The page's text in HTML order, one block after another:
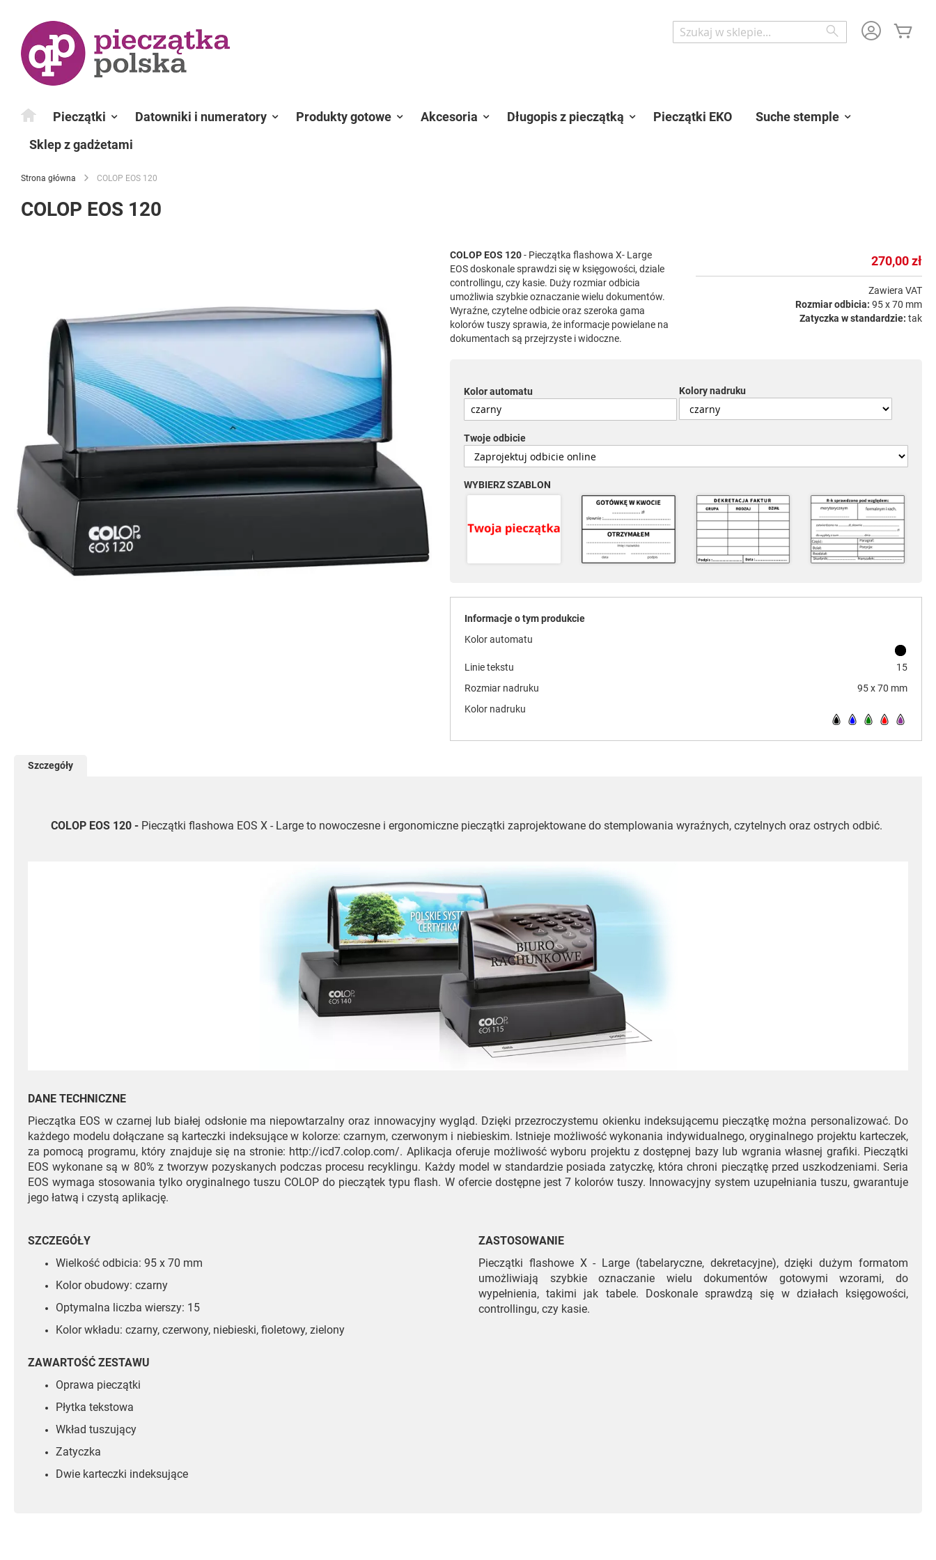
Wyszukaj
Pieczątki Datowniki i numeratory Produkty gotowe Akcesoria Długopis z pieczątką Pieczątki EKO
Suche stemple
Sklep z gadżetami
Strona główna COLOP EOS 120
COLOP EOS 120
270,00 zł
Zawiera VAT
Rozmiar odbicia: 95 x 70 mm
Zatyczka w standardzie: tak
COLOP EOS 120- Pieczątka flashowa X- Large
EOS doskonale sprawdzi się w księgowości, dziale
controllingu, czy kasie. Duży rozmiar odbicia
umożliwia szybkie oznaczanie wielu dokumentów.
Wyraźne, czytelne odbicie oraz szeroka gama
kolorów tuszy sprawia, że informacje powielane na
dokumentach są przejrzyste i widoczne.
Kolor automatu Kolory nadruku
Twoje odbicie
WYBIERZ SZABLON
Informacje o tym produkcie
Kolor automatu
Linie tekstu
15
Rozmiar nadruku
95 x 70 mm
Kolor nadruku
Szczegóły
COLOP EOS 120 - Pieczątki flashowa EOS X - Large to nowoczesne i ergonomiczne pieczątki zaprojektowane do stemplowania wyraźnych, czytelnych oraz ostrych odbić.
DANE TECHNICZNE
Pieczątka EOS w czarnej lub białej odsłonie ma niepowtarzalny oraz innowacyjny wygląd. Dzięki przezroczystemu okienku indeksującemu pieczątkę można personalizować. Do
każdego modelu dołączane są karteczki indeksujące w kolorze: czarnym, czerwonym i niebieskim. Istnieje możliwość wykonania indywidualnego, oryginalnego projektu karteczek,
za pomocą programu, który znajduje się na stronie: http://icd7.colop.com/. Aplikacja oferuje możliwość wyboru projektu z dostępnej bazy lub wgrania własnej grafiki. Pieczątki
EOS wykonane są w 80% z tworzyw pozyskanych podczas procesu recyklingu. Każdy model w standardzie posiada zatyczkę, która chroni pieczątkę przed uszkodzeniami. Seria
EOS wymaga stosowania tylko oryginalnego tuszu COLOP do pieczątek typu flash. W ofercie dostępne jest 7 kolorów tuszy. Innowacyjny system uzupełniania tuszu, gwarantuje
jego łatwą i czystą aplikację.
SZCZEGÓŁY
Wielkość odbicia: 95 x 70 mm
Kolor obudowy: czarny
Optymalna liczba wierszy: 15
Kolor wkładu: czarny, czerwony, niebieski, fioletowy, zielony
ZAWARTOŚĆ ZESTAWU
Oprawa pieczątki
Płytka tekstowa
Wkład tuszujący
Zatyczka
Dwie karteczki indeksujące
ZASTOSOWANIE
Pieczątki flashowe X - Large (tabelaryczne, dekretacyjne), dzięki dużym formatom
umożliwiają szybkie oznaczanie wielu dokumentów gotowymi wzorami, do
wypełnienia, takimi jak tabele. Doskonale sprawdzą się w działach księgowości,
controllingu, czy kasie.